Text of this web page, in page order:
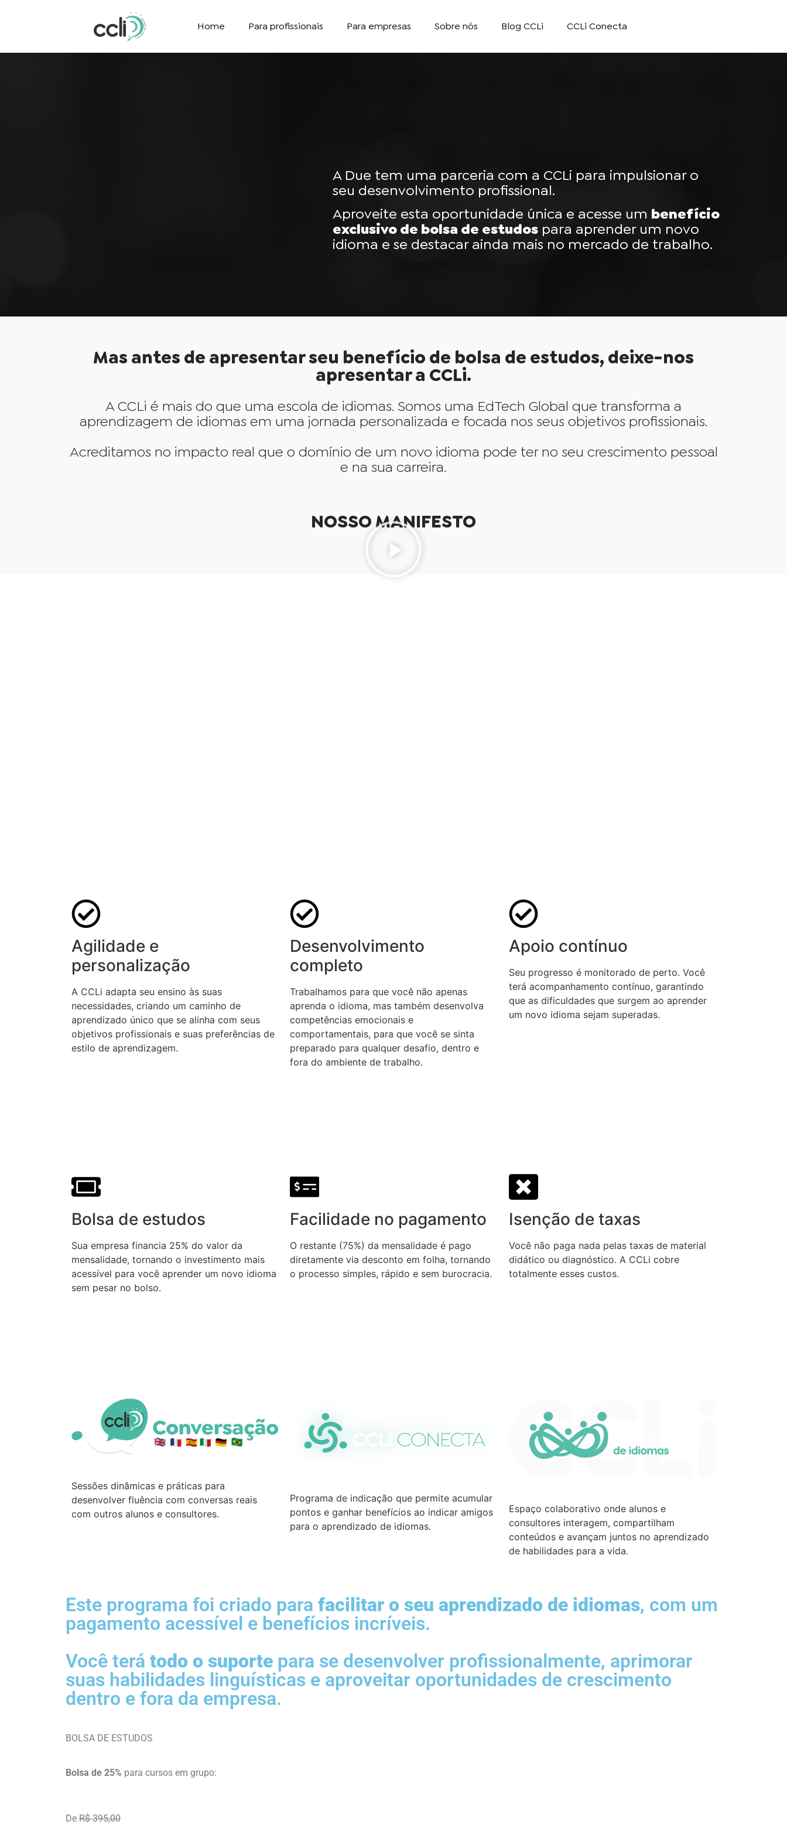
Home Para profissionais Para empresas Sobre nós Blog CCLi CCLi Conecta
A Due tem uma parceria com a CCLi para impulsionar o
seu desenvolvimento profissional.
Aproveite esta oportunidade única e acesse um benefício
exclusivo de bolsa de estudos para aprender um novo
idioma e se destacar ainda mais no mercado de trabalho.
Mas antes de apresentar seu benefício de bolsa de estudos, deixe-nos
apresentar a CCLi.
A CCLi é mais do que uma escola de idiomas. Somos uma EdTech Global que transforma a
aprendizagem de idiomas em uma jornada personalizada e focada nos seus objetivos profissionais.
Acreditamos no impacto real que o domínio de um novo idioma pode ter no seu crescimento pessoal
e na sua carreira.
NOSSO MANIFESTO
Agilidade e
personalização
A CCLi adapta seu ensino às suas
necessidades, criando um caminho de
aprendizado único que se alinha com seus
objetivos profissionais e suas preferências de
estilo de aprendizagem.
Desenvolvimento
completo
Trabalhamos para que você não apenas
aprenda o idioma, mas também desenvolva
competências emocionais e
comportamentais, para que você se sinta
preparado para qualquer desafio, dentro e
fora do ambiente de trabalho.
Apoio contínuo
Seu progresso é monitorado de perto. Você
terá acompanhamento contínuo, garantindo
que as dificuldades que surgem ao aprender
um novo idioma sejam superadas.
Bolsa de estudos
Sua empresa financia 25% do valor da
mensalidade, tornando o investimento mais
acessível para você aprender um novo idioma
sem pesar no bolso.
Facilidade no pagamento
O restante (75%) da mensalidade é pago
diretamente via desconto em folha, tornando
o processo simples, rápido e sem burocracia.
Isenção de taxas
Você não paga nada pelas taxas de material
didático ou diagnóstico. A CCLi cobre
totalmente esses custos.
Sessões dinâmicas e práticas para
desenvolver fluência com conversas reais
com outros alunos e consultores.
Programa de indicação que permite acumular
pontos e ganhar benefícios ao indicar amigos
para o aprendizado de idiomas.
Espaço colaborativo onde alunos e
consultores interagem, compartilham
conteúdos e avançam juntos no aprendizado
de habilidades para a vida.
Este programa foi criado para facilitar o seu aprendizado de idiomas, com um
pagamento acessível e benefícios incríveis.
Você terá todo o suporte para se desenvolver profissionalmente, aprimorar
suas habilidades linguísticas e aproveitar oportunidades de crescimento
dentro e fora da empresa.
BOLSA DE ESTUDOS
Bolsa de 25% para cursos em grupo:
De R$ 395,00